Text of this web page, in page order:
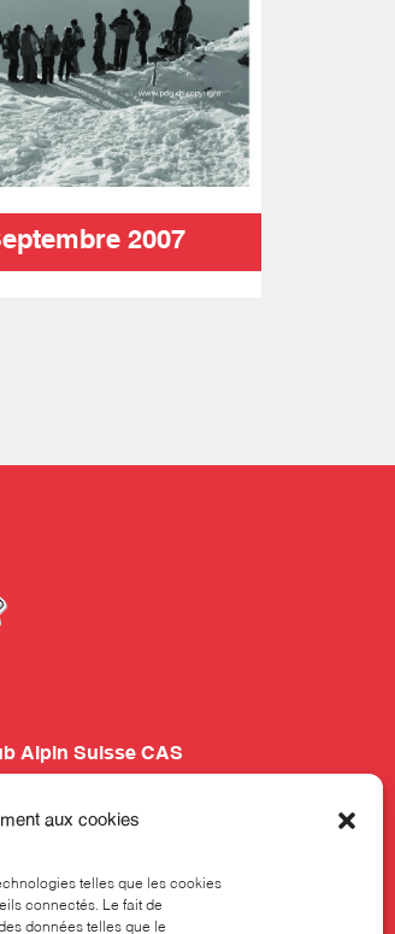
aux cookies
telles que les cookies
connectés. Le fait de
données telles que le
2007
Alpin Suisse CAS